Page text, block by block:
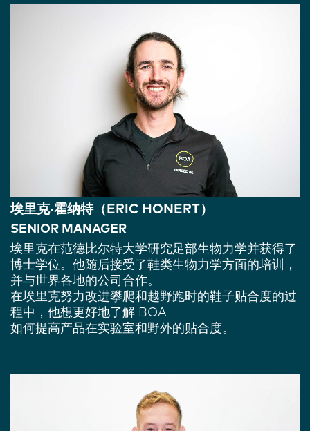
埃里克·霍纳特（ERIC HONERT）
SENIOR MANAGER
埃里克在范德比尔特大学研究足部生物力学并获得了
博士学位。他随后接受了鞋类生物力学方面的培训，
并与世界各地的公司合作。
在埃里克努力改进攀爬和越野跑时的鞋子贴合度的过
程中，他想更好地了解 BOA
如何提高产品在实验室和野外的贴合度。